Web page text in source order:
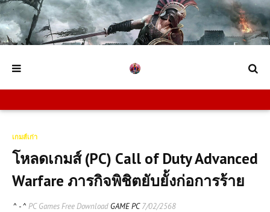
เกมส์เก่า
โหลดเกมส์ (PC) Call of Duty Advanced
Warfare ภารกิจพิชิตยับยั้งก่อการร้าย
^ - ^ PC Games Free Download GAME PC7/02/2568